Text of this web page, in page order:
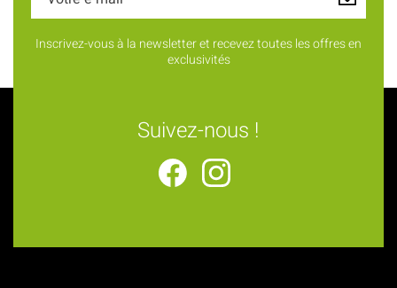
Inscrivez-vous à la newsletter et recevez toutes les offres en
exclusivités
Suivez-nous !